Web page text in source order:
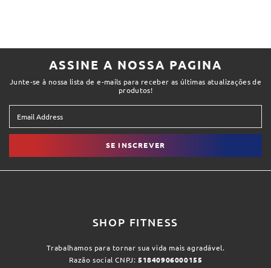
ASSINE A NOSSA PAGINA
Junte-se à nossa lista de e-mails para receber as últimas atualizações de
produtos!
SE INSCREVER
SHOP FITNESS
Trabalhamos para tornar sua vida mais agradável.
Razão social CNPJ: 51840906000155